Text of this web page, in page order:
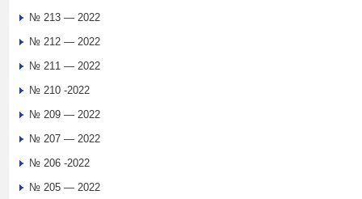
№ 213 — 2022
№ 212 — 2022
№ 211 — 2022
№ 210 -2022
№ 209 — 2022
№ 207 — 2022
№ 206 -2022
№ 205 — 2022